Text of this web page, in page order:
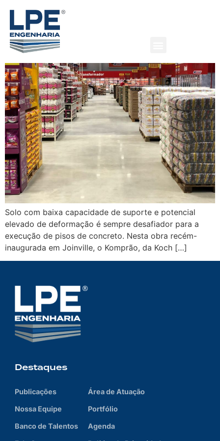
Komprão, da Koch
Atacadista
Solo com baixa capacidade de suporte e potencial
elevado de deformação é sempre desafiador para a
execução de pisos de concreto. Nesta obra recém-
inaugurada em Joinville, o Komprão, da Koch […]
Destaques
Publicações
Nossa Equipe
Banco de Talentos
Área de Atuação
Portfólio
Agenda